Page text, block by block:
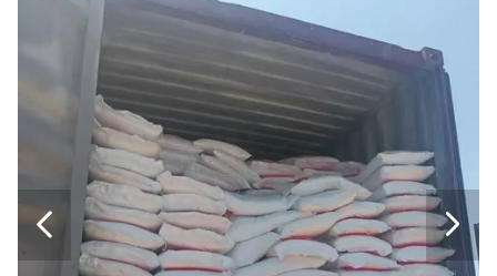
건조한 곳에 보관 나트륨 메타실리케이트 펜타히드레이트 CAS 번호 10213 79 3 Na2sio3 5h2o
화학 공식 Na2SiO3·5H2O 나트륨 메타실리케이트 펜타히드레이트 안정성 불화성
5 수산물 나트륨 실리케이트 펜타히드라트 환경 안전 하얀 분말 CAS 10213 79 3
냄새 없는 세라믹 물 감소 물질 0.1-0.5% 용량
 